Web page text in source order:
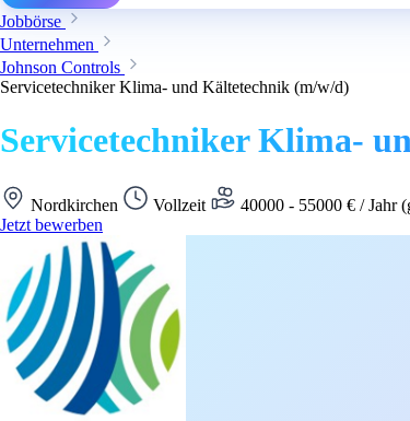
Jobbörse
Unternehmen
Johnson Controls
Servicetechniker Klima- und Kältetechnik (m/w/d)
Servicetechniker Klima-
Nordkirchen Vollzeit 40000 - 55000 € / Jahr
Jetzt bewerben